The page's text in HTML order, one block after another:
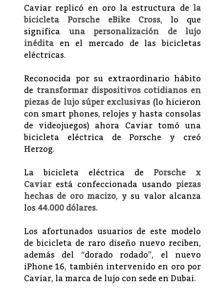
Caviar replicó en oro la estructura de la
bicicleta Porsche eBike Cross, lo que
significa una personalización de lujo
inédita en el mercado de las bicicletas
eléctricas.
Reconocida por su extraordinario hábito
de transformar dispositivos cotidianos en
piezas de lujo súper exclusivas (lo hicieron
con smart phones, relojes y hasta consolas
de videojuegos) ahora Caviar tomó una
bicicleta eléctrica de Porsche y creó
Herzog.
La bicicleta eléctrica de Porsche x
Caviarestá confeccionada usando piezas
hechas de oro macizo, y su valor alcanza
los44.000 dólares.
Los afortunados usuarios de este modelo
de bicicleta de raro diseño nuevo reciben,
además del “dorado rodado”, el nuevo
iPhone 16, también intervenido en oro por
Caviar, la marca de lujo con sede en Dubai.